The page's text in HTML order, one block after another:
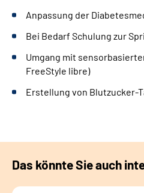
Anpassung der
Bei Bedarf Schulung zur
Umgang mit
FreeStyle libre)
Erstellung von Blutzucker-
Das könnte Sie auch